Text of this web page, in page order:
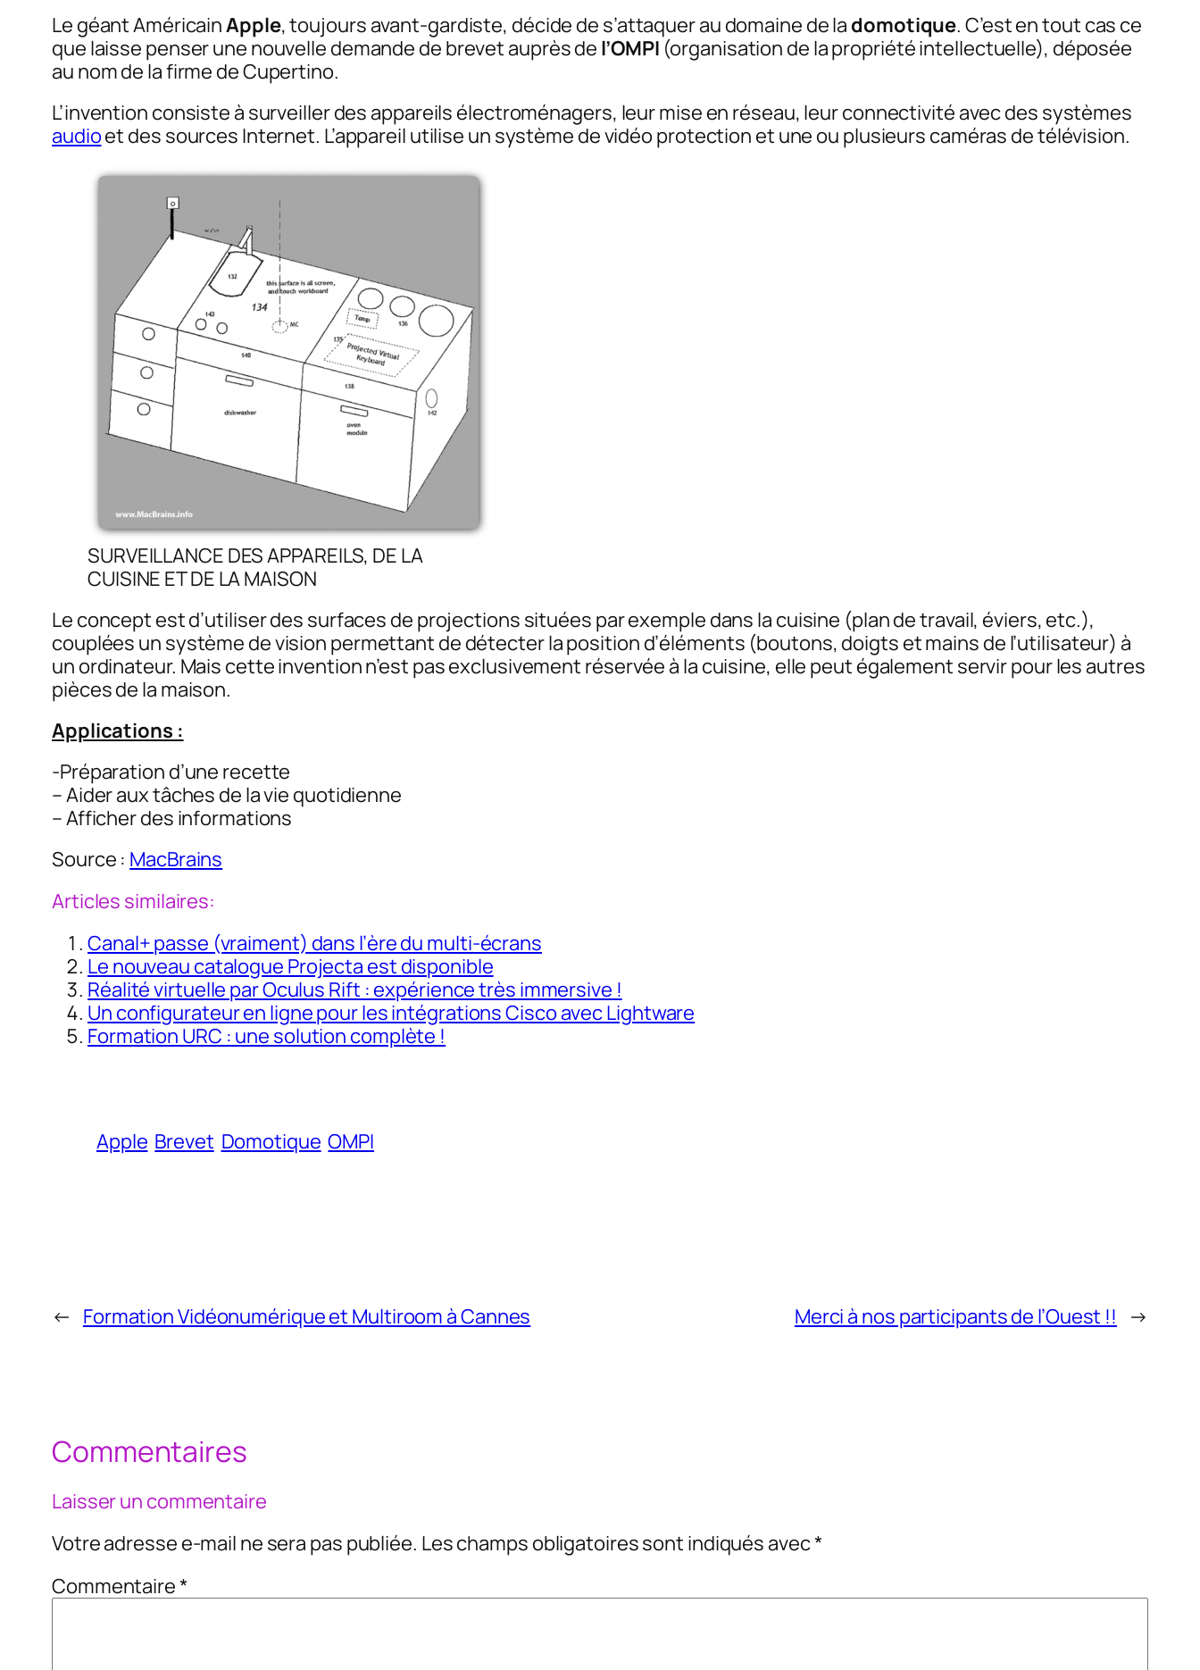
Le géant AméricainApple, toujours avant-gardiste, décide de s’attaquer au domaine de la domotique. C’est en tout cas ce
que laisse penser une nouvelle demande de brevet auprès de l’OMPI (organisation de la propriété intellectuelle), déposée
au nom de la firme de Cupertino.
L’invention consiste à surveiller des appareils électroménagers, leur mise en réseau, leur connectivité avec des systèmes
audioet des sources Internet. L’appareil utilise un système de vidéo protection et une ou plusieurs caméras de télévision.
SURVEILLANCE DES APPAREILS, DE LA
CUISINE ET DE LA MAISON
Le concept est d’utiliser des surfaces de projections situées par exemple dans la cuisine (plan de travail, éviers, etc.),
couplées un système de vision permettant de détecter la position d’éléments (boutons, doigts et mains de l’utilisateur) à
un ordinateur. Mais cette invention n’est pas exclusivement réservée à la cuisine, elle peut également servir pour les autres
pièces de la maison.
Applications :
-Préparation d’une recette
– Aider aux tâches de la vie quotidienne
– Afficher des informations
Source : MacBrains
Articles similaires:
Canal+ passe (vraiment) dans l’ère du multi-écrans
Le nouveau catalogue Projecta est disponible
Réalité virtuelle par Oculus Rift : expérience très immersive !
Un configurateur en ligne pour les intégrations Cisco avec Lightware
Formation URC : une solution complète !
Apple Brevet Domotique OMPI
← Formation Vidéonumérique et Multiroom à Cannes Merci à nos participants de l’Ouest !! →
Commentaires
Laisser un commentaire
Votre adresse e-mail ne sera pas publiée. Les champs obligatoires sont indiqués avec*
Commentaire*